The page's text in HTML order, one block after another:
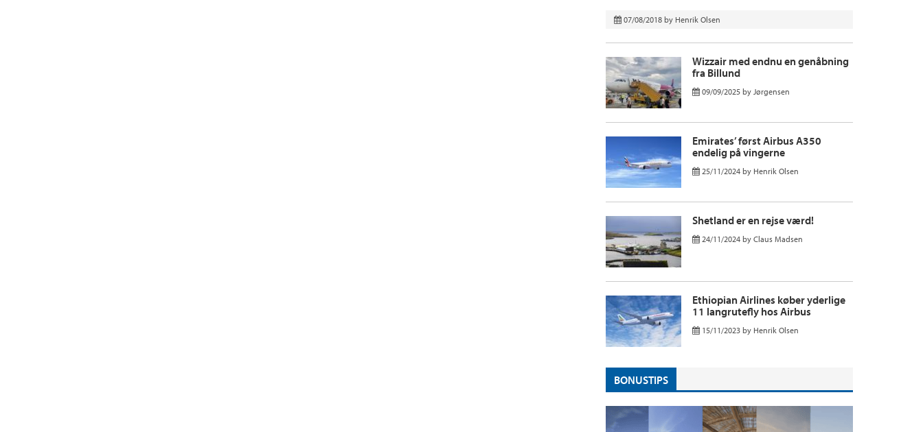
07/08/2018 by Henrik Olsen
Wizzair med endnu en genåbning
fra Billund
09/09/2025 by Jørgensen
Emirates’ først Airbus A350
endelig på vingerne
25/11/2024 by Henrik Olsen
Shetland er en rejse værd!
24/11/2024 by Claus Madsen
Ethiopian Airlines køber yderlige
11 langrutefly hos Airbus
15/11/2023 by Henrik Olsen
BONUSTIPS